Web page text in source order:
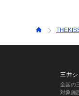
三井
全国の
対象施